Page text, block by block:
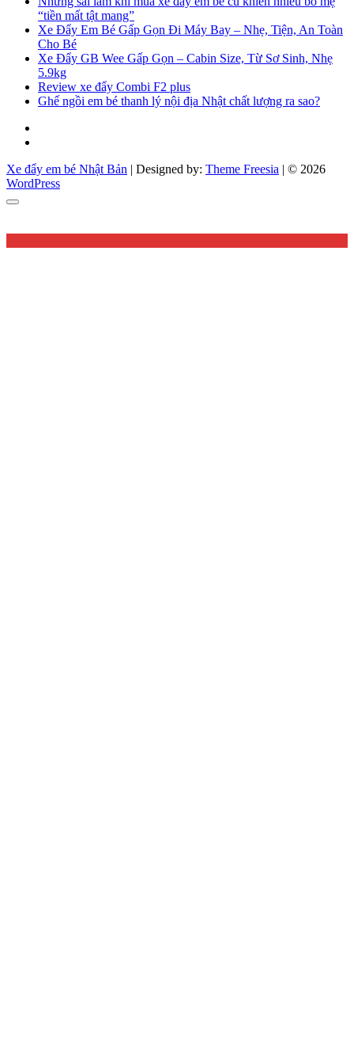
“tiền mất tật mang”
Xe Đẩy Em Bé Gấp Gọn Đi Máy Bay – Nhẹ, Tiện, An Toàn
Cho Bé
Xe Đẩy GB Wee Gấp Gọn – Cabin Size, Từ Sơ Sinh, Nhẹ
5.9kg
Review xe đẩy Combi F2 plus
Ghế ngồi em bé thanh lý nội địa Nhật chất lượng ra sao?
Xe đẩy em bé Nhật Bản | Designed by: Theme Freesia | © 2026
WordPress
Go
top